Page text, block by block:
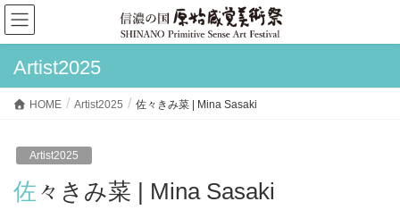
Artist2025
HOME Artist2025 佐々きみ菜 | Mina Sasaki
Artist2025
佐々きみ菜 | Mina Sasaki